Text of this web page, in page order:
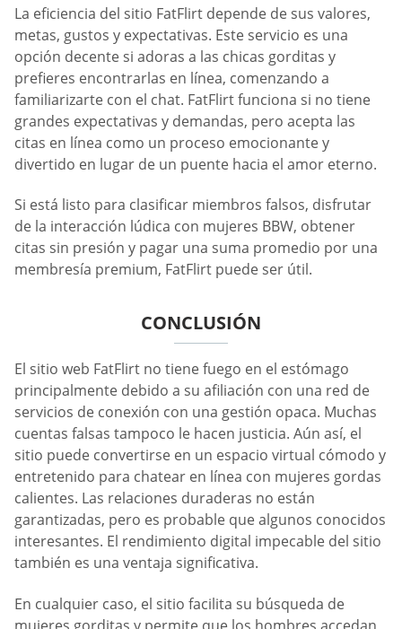
La eficiencia del sitio FatFlirt depende de sus valores,
metas, gustos y expectativas. Este servicio es una
opción decente si adoras a las chicas gorditas y
prefieres encontrarlas en línea, comenzando a
familiarizarte con el chat. FatFlirt funciona si no tiene
grandes expectativas y demandas, pero acepta las
citas en línea como un proceso emocionante y
divertido en lugar de un puente hacia el amor eterno.
Si está listo para clasificar miembros falsos, disfrutar
de la interacción lúdica con mujeres BBW, obtener
citas sin presión y pagar una suma promedio por una
membresía premium, FatFlirt puede ser útil.
CONCLUSIÓN
El sitio web FatFlirt no tiene fuego en el estómago
principalmente debido a su afiliación con una red de
servicios de conexión con una gestión opaca. Muchas
cuentas falsas tampoco le hacen justicia. Aún así, el
sitio puede convertirse en un espacio virtual cómodo y
entretenido para chatear en línea con mujeres gordas
calientes. Las relaciones duraderas no están
garantizadas, pero es probable que algunos conocidos
interesantes. El rendimiento digital impecable del sitio
también es una ventaja significativa.
En cualquier caso, el sitio facilita su búsqueda de